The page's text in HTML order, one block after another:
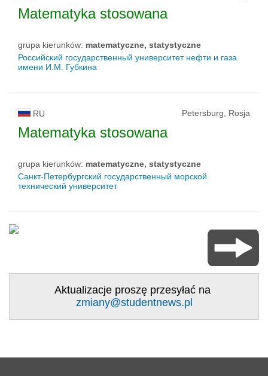
Matematyka stosowana
grupa kierunków: matematyczne, statystyczne
Российский государственный университет нефти и газа
имени И.М. Губкина
RU Petersburg, Rosja
Matematyka stosowana
grupa kierunków: matematyczne, statystyczne
Санкт-Петербургский государственный морской
технический университет
Aktualizacje proszę przesyłać na
zmiany@studentnews.pl